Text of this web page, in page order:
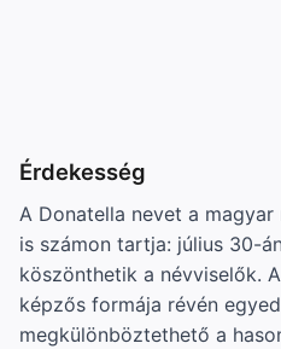
Érdekesség
A Donatella nevet a
is számon tartja: július 30-
köszönthetik a névviselők.
képzős formája révén
megkülönböztethető a